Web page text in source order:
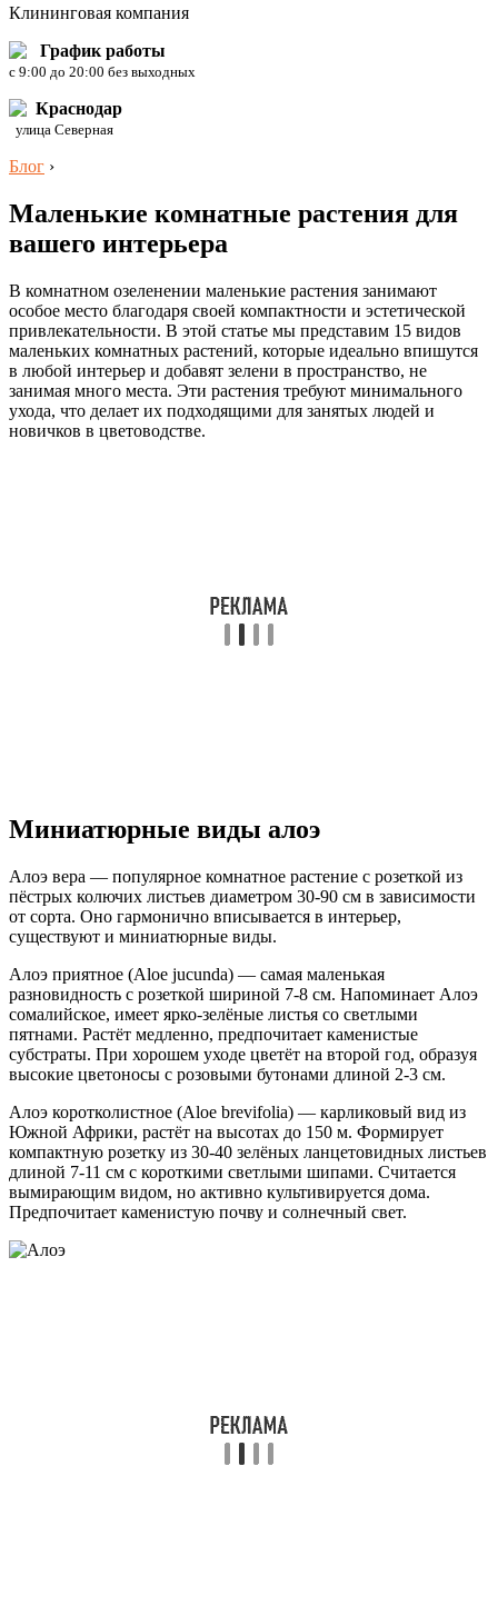
Клининговая компания
График работы
c 9:00 до 20:00 без выходных
Краснодар
улица Северная
Блог ›
Маленькие комнатные растения для
вашего интерьера
В комнатном озеленении маленькие растения занимают
особое место благодаря своей компактности и эстетической
привлекательности. В этой статье мы представим 15 видов
маленьких комнатных растений, которые идеально впишутся
в любой интерьер и добавят зелени в пространство, не
занимая много места. Эти растения требуют минимального
ухода, что делает их подходящими для занятых людей и
новичков в цветоводстве.
Миниатюрные виды алоэ
Алоэ вера — популярное комнатное растение с розеткой из
пёстрых колючих листьев диаметром 30-90 см в зависимости
от сорта. Оно гармонично вписывается в интерьер,
существуют и миниатюрные виды.
Алоэ приятное (Aloe jucunda) — самая маленькая
разновидность с розеткой шириной 7-8 см. Напоминает Алоэ
сомалийское, имеет ярко-зелёные листья со светлыми
пятнами. Растёт медленно, предпочитает каменистые
субстраты. При хорошем уходе цветёт на второй год, образуя
высокие цветоносы с розовыми бутонами длиной 2-3 см.
Алоэ коротколистное (Aloe brevifolia) — карликовый вид из
Южной Африки, растёт на высотах до 150 м. Формирует
компактную розетку из 30-40 зелёных ланцетовидных листьев
длиной 7-11 см с короткими светлыми шипами. Считается
вымирающим видом, но активно культивируется дома.
Предпочитает каменистую почву и солнечный свет.